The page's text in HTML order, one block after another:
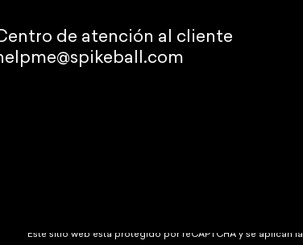
de atención al cliente
Este sitio web está protegido por reCAPTCHA y se aplican la